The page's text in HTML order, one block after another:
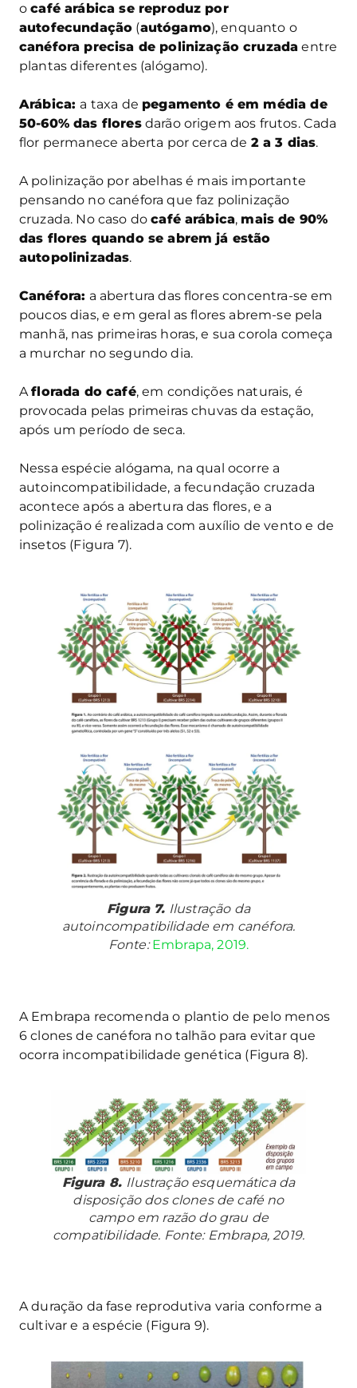
ocafé arábica se reproduz por
autofecundação (autógamo), enquanto o
canéfora precisa de polinização cruzada entre
plantas diferentes (alógamo).
Arábica: a taxa de pegamento é em média de
50-60% das floresdarão origem aos frutos. Cada
flor permanece aberta por cerca de 2 a 3 dias.
A polinização por abelhas é mais importante
pensando no canéfora que faz polinização
cruzada. No caso docafé arábica, mais de 90%
das flores quando se abrem já estão
autopolinizadas.
Canéfora: a abertura das flores concentra-se em
poucos dias, e em geral as flores abrem-se pela
manhã, nas primeiras horas, e sua corola começa
a murchar no segundo dia.
Aflorada do café, em condições naturais, é
provocada pelas primeiras chuvas da estação,
após um período de seca.
Nessa espécie alógama, na qual ocorre a
autoincompatibilidade, a fecundação cruzada
acontece após a abertura das flores, e a
polinização é realizada com auxílio de vento e de
insetos (Figura 7).
Figura 7. Ilustração da
autoincompatibilidade em canéfora.
Fonte:Embrapa, 2019.
A Embrapa recomenda o plantio de pelo menos
6 clones de canéfora no talhão para evitar que
ocorra incompatibilidade genética (Figura 8).
Figura 8. Ilustração esquemática da
disposição dos clones de café no
campo em razão do grau de
compatibilidade. Fonte: Embrapa, 2019.
A duração da fase reprodutiva varia conforme a
cultivar e a espécie (Figura 9).